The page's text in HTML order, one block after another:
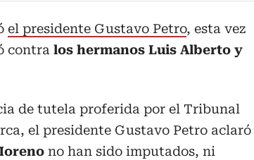
el presidente Gustavo Petro, esta vez
contra los hermanos Luis Alberto y
de tutela proferida por el Tribunal
el presidente Gustavo Petro aclaró
no han sido imputados, ni